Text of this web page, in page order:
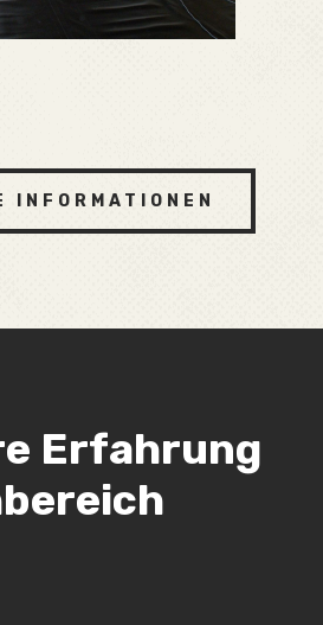
INFORMATIONEN
Erfahrung